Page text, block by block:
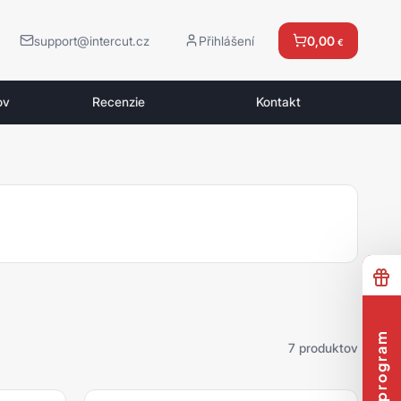
support@intercut.cz Přihlášení 0,00 €
Recenzie Kontakt
7 produktov